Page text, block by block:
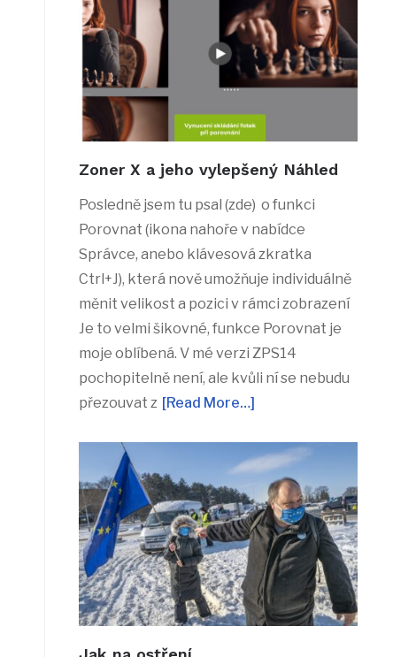
Zoner X a jeho vylepšený Náhled
Posledně jsem tu psal (zde) o funkci
Porovnat (ikona nahoře v nabídce
Správce, anebo klávesová zkratka
Ctrl+J), která nově umožňuje individuálně
měnit velikost a pozici v rámci zobrazení
Je to velmi šikovné, funkce Porovnat je
moje oblíbená. V mé verzi ZPS14
pochopitelně není, ale kvůli ní se nebudu
přezouvat z [Read More…]